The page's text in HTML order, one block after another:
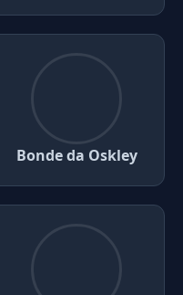
Bonde da Oskley